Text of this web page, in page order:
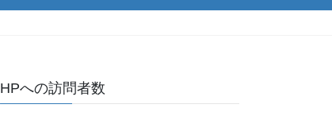
HPへの訪問者数